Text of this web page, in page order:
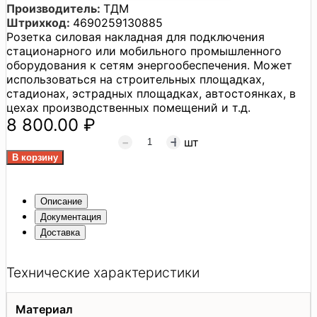
Производитель: ТДМ
Штрихкод: 4690259130885
Розетка силовая накладная для подключения
стационарного или мобильного промышленного
оборудования к сетям энергообеспечения. Может
использоваться на строительных площадках,
стадионах, эстрадных площадках, автостоянках, в
цехах производственных помещений и т.д.
8 800.00 ₽
шт
Описание
Документация
Доставка
Технические характеристики
Материал